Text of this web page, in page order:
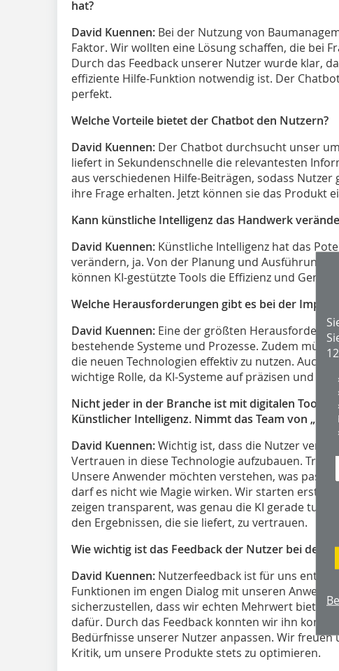
hat?
David Kuennen: Bei der Nutzung von
Faktor. Wir wollten eine Lösung schaffen, die bei
Durch das Feedback unserer Nutzer wurde klar,
effiziente Hilfe-Funktion notwendig ist. Der
perfekt.
Welche Vorteile bietet der Chatbot den Nutzern?
David Kuennen: Der Chatbot durchsucht unser
liefert in Sekundenschnelle die relevantesten
aus verschiedenen Hilfe-Beiträgen, sodass
ihre Frage erhalten. Jetzt können sie das Produkt
Kann künstliche Intelligenz das Handwerk
David Kuennen: Künstliche Intelligenz hat das
verändern, ja. Von der Planung und Ausführung
können KI-gestützte Tools die Effizienz und
Welche Herausforderungen gibt es bei der
David Kuennen: Eine der größten
bestehende Systeme und Prozesse. Zudem
die neuen Technologien effektiv zu nutzen. Auch
wichtige Rolle, da KI-Systeme auf präzisen und
Nicht jeder in der Branche ist mit digitalen Tools
Künstlicher Intelligenz. Nimmt das Team von
David Kuennen:Wichtig ist, dass die Nutzer
Vertrauen in diese Technologie aufzubauen.
Unsere Anwender möchten verstehen, was
darf es nicht wie Magie wirken. Wir starten
zeigen transparent, was genau die KI gerade tut.
den Ergebnissen, die sie liefert, zu vertrauen.
Wie wichtig ist das Feedback der Nutzer bei der
David Kuennen: Nutzerfeedback ist für uns
Funktionen im engen Dialog mit unseren
sicherzustellen, dass wir echten Mehrwert bieten.
dafür. Durch das Feedback konnten wir ihn
Bedürfnisse unserer Nutzer anpassen. Wir
Kritik, um unsere Produkte stets zu optimieren.